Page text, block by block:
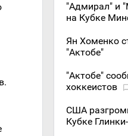
"Адмирал" и
на Кубке
Ян Хоменко
"Актобе"
"Актобе"
хоккеистов
США
Кубке